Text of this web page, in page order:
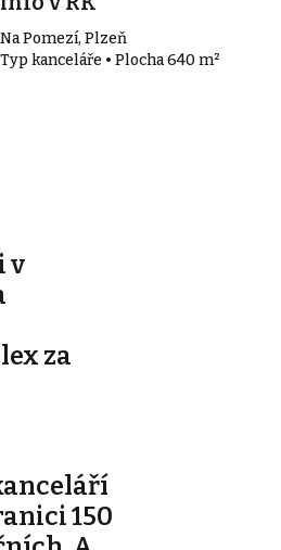
Na Pomezí, Plzeň
Typ kanceláře • Plocha 640 m²
v
za
150